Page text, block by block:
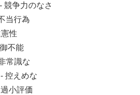
競争力のなさ
当行為
性
不能
常識な
控えめな
小評価